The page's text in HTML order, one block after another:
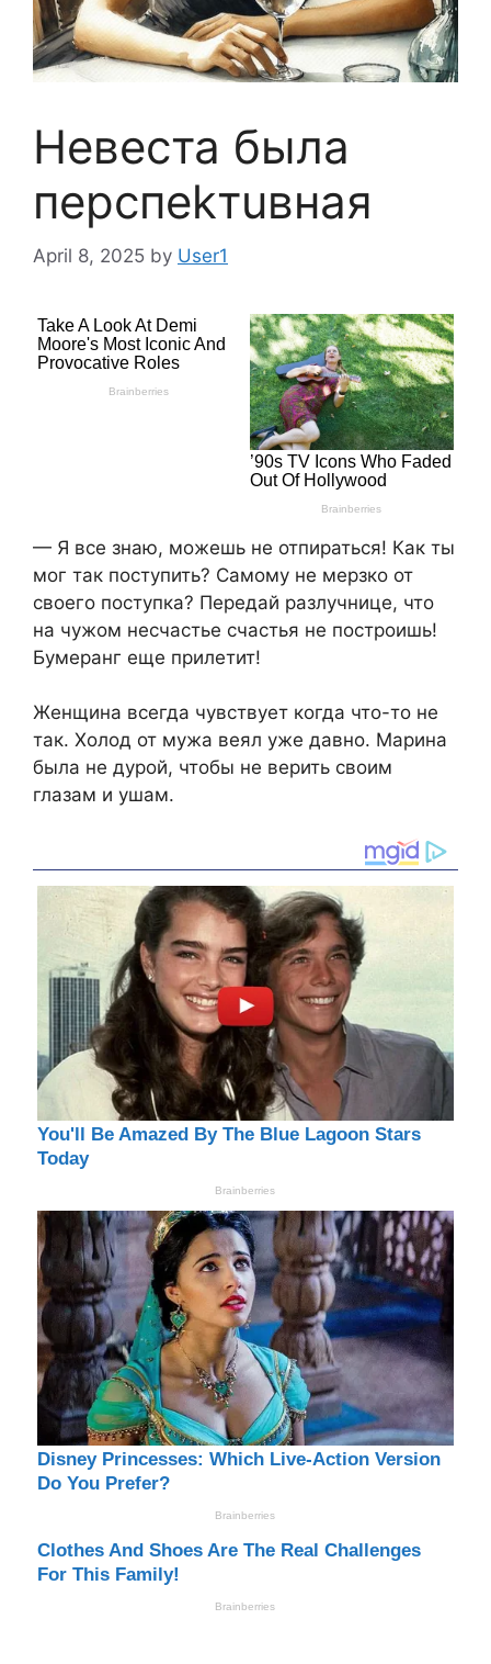
Heвecта была
пepcпekтuвная
April 8, 2025 by User1
— Я все знаю, можешь не отпираться! Как ты
мог так поступить? Самому не мерзко от
своего поступка? Передай разлучнице, что
на чужом несчастье счастья не построишь!
Бумеранг еще прилетит!
Женщина всегда чувствует когда что-то не
так. Холод от мужа веял уже давно. Марина
была не дурой, чтобы не верить своим
глазам и ушам.